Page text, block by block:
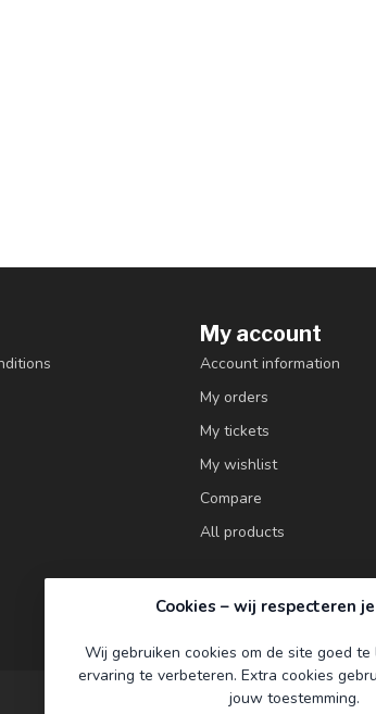
My account
Account information
My orders
My tickets
My wishlist
Compare
All products
Cookies – wij respecteren
Wij gebruiken cookies om de site goed
ervaring te verbeteren. Extra cookies
jouw toestemming.